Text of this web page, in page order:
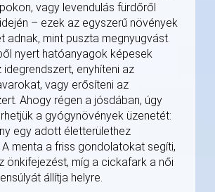
vagy levendulás fürdőről
– ezek az egyszerű növények
adnak, mint puszta megnyugvást.
nyert hatóanyagok képesek
enyhíteni az
vagy erősíteni az
Ahogy régen a jósdában, úgy
a gyógynövények üzenetét:
egy adott életterülethez
menta a friss gondolatokat segíti,
önkifejezést, míg a cickafark a női
állítja helyre.